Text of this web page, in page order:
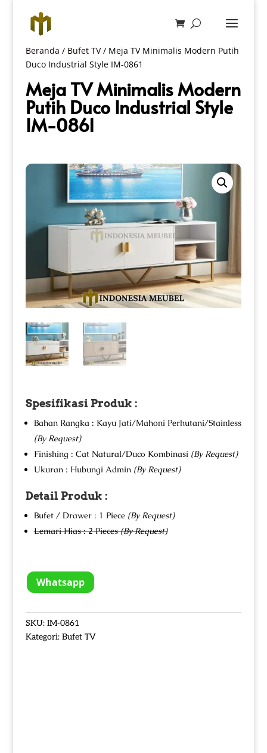
Beranda / Bufet TV/ Meja TV Minimalis Modern Putih
Duco Industrial Style IM-0861
Meja TV Minimalis Modern
Putih Duco Industrial Style
IM-0861
Spesifikasi Produk :
Bahan Rangka : Kayu Jati/Mahoni Perhutani/Stainless
(By Request)
Finishing : Cat Natural/Duco Kombinasi (By Request)
Ukuran : Hubungi Admin (By Request)
Detail Produk :
Bufet / Drawer : 1 Piece (By Request)
Lemari Hias : 2 Pieces(By Request)
Whatsapp
SKU: IM-0861
Kategori: Bufet TV